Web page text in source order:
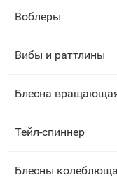
Воблеры
Вибы и раттлины
Блесна
Тейл-спиннер
Блесны